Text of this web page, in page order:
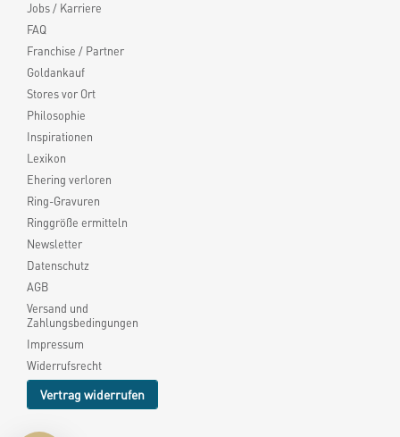
Jobs / Karriere
FAQ
Franchise / Partner
Goldankauf
Stores vor Ort
Philosophie
Inspirationen
Lexikon
Ehering verloren
Ring-Gravuren
Ringgröße ermitteln
Newsletter
Datenschutz
AGB
Versand und
Zahlungsbedingungen
Impressum
Widerrufsrecht
Vertrag widerrufen